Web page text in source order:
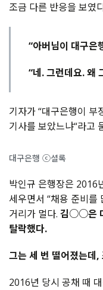
조금 다른 반응을 보였
“아버님이 대구은
“네. 그런데요. 왜
기자가 “대구은행이 부
기사를 보았느냐“라고
대구은행 ⓒ셜록
박인규 은행장은
세우면서 “채용 준비를
거리가 멀다. 김○○은
탈락했다.
그는 세 번 떨어졌는데
2016년 당시 공채 때